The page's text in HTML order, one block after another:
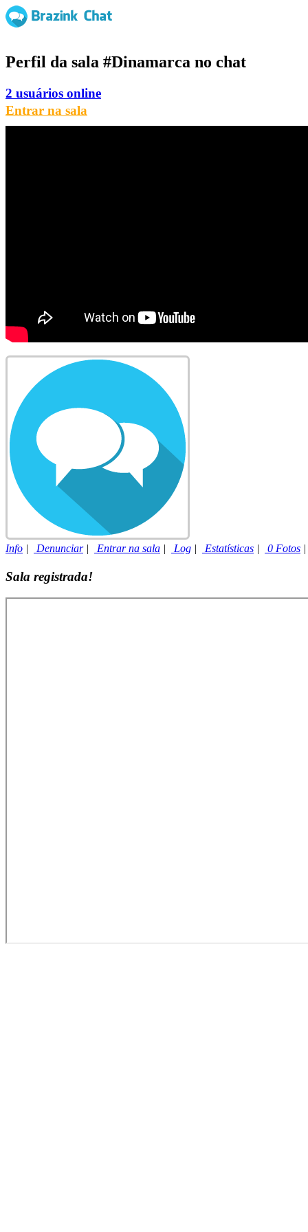
Perfil da sala #Dinamarca no chat
2 usuários online
Entrar na sala
Info | Denunciar| Entrar na sala | Log | Estatísticas | 0 Fotos
Sala registrada!